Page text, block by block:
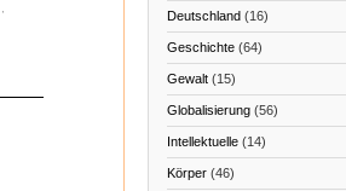
Deutschland(16)
Geschichte(64)
Gewalt(15)
Globalisierung(56)
Intellektuelle(14)
Körper(46)